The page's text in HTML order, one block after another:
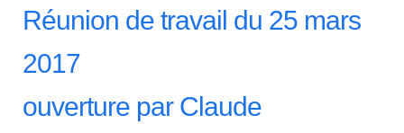
Réunion de travail du 25 mars
2017
ouverture par Claude